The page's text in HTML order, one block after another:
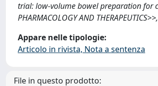
trial: low-volume bowel preparation for
PHARMACOLOGY AND
Appare nelle tipologie:
Articolo in rivista, Nota a sentenza
File in questo prodotto: